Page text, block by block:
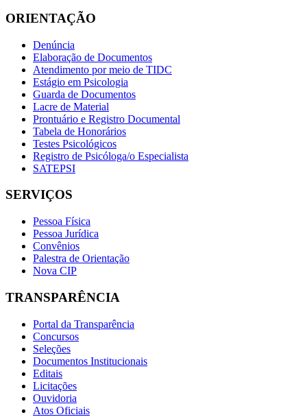
ORIENTAÇÃO
Denúncia
Elaboração de Documentos
Atendimento por meio de TIDC
Estágio em Psicologia
Guarda de Documentos
Lacre de Material
Prontuário e Registro Documental
Tabela de Honorários
Testes Psicológicos
Registro de Psicóloga/o Especialista
SATEPSI
SERVIÇOS
Pessoa Física
Pessoa Jurídica
Convênios
Palestra de Orientação
Nova CIP
TRANSPARÊNCIA
Portal da Transparência
Concursos
Seleções
Documentos Institucionais
Editais
Licitações
Ouvidoria
Atos Oficiais